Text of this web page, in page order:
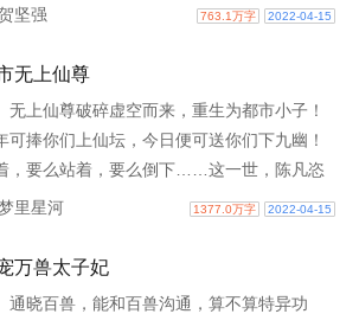
是生存智慧，讲的是人间温情，道的..
坚强 763.1万字 2022-04-15
无上仙尊
无上仙尊破碎虚空而来，重生为都市小子！
可捧你们上仙坛，今日便可送你们下九幽！
，要么站着，要么倒下……这一世，陈凡恣
丛，笑傲都市，逆天而上！
里星河 1377.0万字 2022-04-15
万兽太子妃
通晓百兽，能和百兽沟通，算不算特异功